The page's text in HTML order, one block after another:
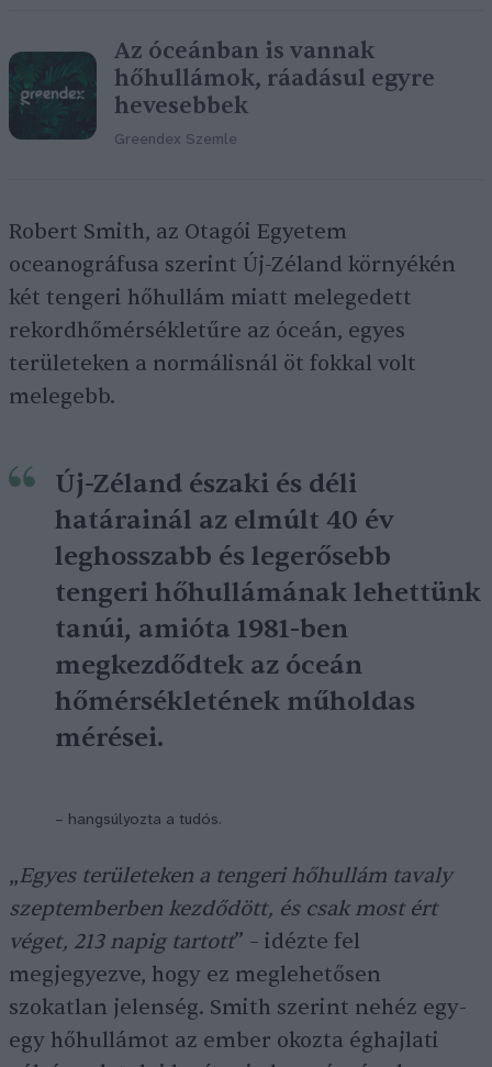
Az óceánban is vannak
hőhullámok, ráadásul egyre
hevesebbek
Greendex Szemle
Robert Smith, az Otagói Egyetem
oceanográfusa szerint Új-Zéland környékén
két tengeri hőhullám miatt melegedett
rekordhőmérsékletűre az óceán, egyes
területeken a normálisnál öt fokkal volt
melegebb.
Új-Zéland északi és déli
határainál az elmúlt 40 év
leghosszabb és legerősebb
tengeri hőhullámának lehettünk
tanúi, amióta 1981-ben
megkezdődtek az óceán
hőmérsékletének műholdas
mérései.
– hangsúlyozta a tudós.
„Egyes területeken a tengeri hőhullám tavaly
szeptemberben kezdődött, és csak most ért
véget, 213 napig tartott” – idézte fel
megjegyezve, hogy ez meglehetősen
szokatlan jelenség. Smith szerint nehéz egy-
egy hőhullámot az ember okozta éghajlati